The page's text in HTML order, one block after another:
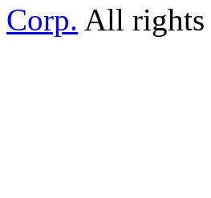
Corp. All rights